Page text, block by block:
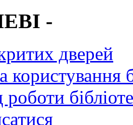
-
дверей
користування
роботи